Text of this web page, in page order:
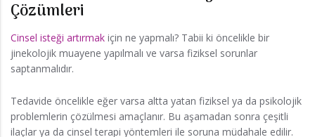
Çözümleri
Cinsel isteği artırmak için ne yapmalı? Tabii ki öncelikle bir
jinekolojik muayene yapılmalı ve varsa fiziksel sorunlar
saptanmalıdır.
Tedavide öncelikle eğer varsa altta yatan fiziksel ya da psikolojik
problemlerin çözülmesi amaçlanır. Bu aşamadan sonra çeşitli
ilaçlar ya da cinsel terapi yöntemleri ile soruna müdahale edilir.